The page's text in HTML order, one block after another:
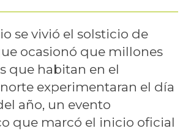
se vivió el solsticio de
ocasionó que millones
que habitan en el
experimentaran el día
año, un evento
que marcó el inicio oficial